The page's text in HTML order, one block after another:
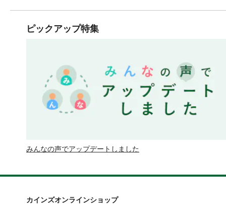
ピックアップ特集
みんなの声でアップデートしました
カインズオンラインショップ